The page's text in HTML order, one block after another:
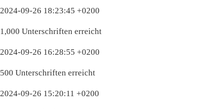
2024-09-26 18:23:45 +0200
1,000 Unterschriften erreicht
2024-09-26 16:28:55 +0200
500 Unterschriften erreicht
2024-09-26 15:20:11 +0200